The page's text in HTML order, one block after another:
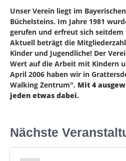
Unser Verein liegt im
Büchelsteins. Im Jahre 1981
gerufen und erfreut sich
Aktuell beträgt die Mitgliederzahl
Kinder und Jugendliche! Der
Wert auf die Arbeit mit Kindern
April 2006 haben wir in
Walking Zentrum". Mit 4
jeden etwas dabei.
Nächste